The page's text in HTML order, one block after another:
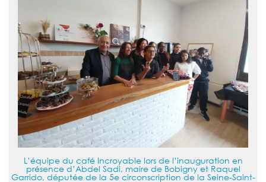
L’équipe du café Incroyable lors de l’inauguration en
présence d’Abdel Sadi, maire de Bobigny et Raquel
Garrido, députée de la 5e circonscription de la Seine-Saint-